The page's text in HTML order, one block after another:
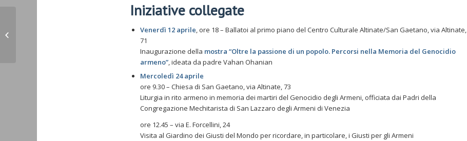
Iniziative collegate
Venerdì 12 aprile, ore 18 – Ballatoi al primo piano del Centro Culturale Altinate/San Gaetano, via Altinate,
71
Inaugurazione della mostra “Oltre la passione di un popolo. Percorsi nella Memoria del Genocidio
armeno”, ideata da padre Vahan Ohanian
Mercoledì 24 aprile
ore 9.30 – Chiesa di San Gaetano, via Altinate, 73
Liturgia in rito armeno in memoria dei martiri del Genocidio degli Armeni, officiata dai Padri della
Congregazione Mechitarista di San Lazzaro degli Armeni di Venezia
ore 12.45 – via E. Forcellini, 24
Visita al Giardino dei Giusti del Mondo per ricordare, in particolare, i Giusti per gli Armeni